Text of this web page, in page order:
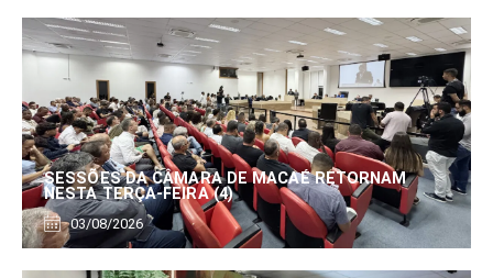
SESSÕES DA CÂMARA DE MACAÉ RETORNAM
NESTA TERÇA-FEIRA (4)
03/08/2026